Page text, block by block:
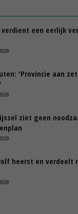
een eerlijk
'Provincie aan
ziet geen
heerst en verdeelt